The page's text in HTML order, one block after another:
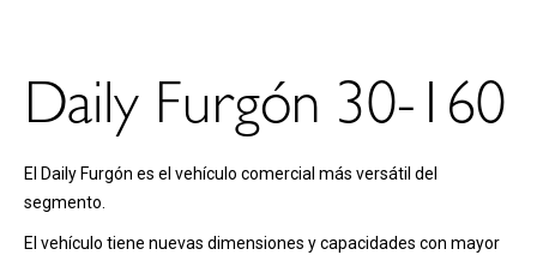
Daily Furgón 30-160
El Daily Furgón es el vehículo comercial más versátil del
segmento.
El vehículo tiene nuevas dimensiones y capacidades con mayor